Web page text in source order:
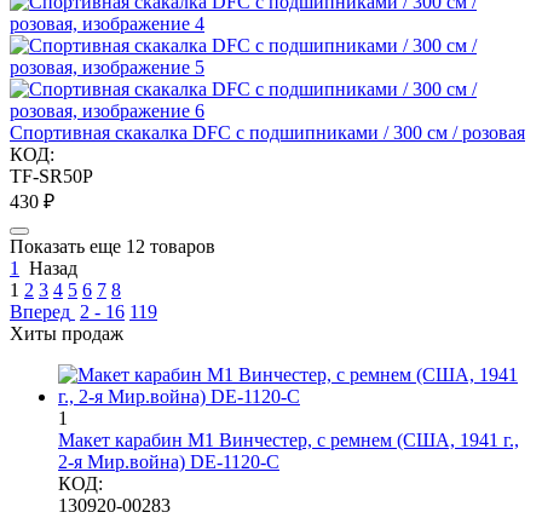
Спортивная скакалка DFC с подшипниками / 300 см / розовая
КОД:
TF-SR50P
‍430‍ ₽
Показать еще 12 товаров
1
Назад
1 2 3 4 5 6 7 8
Вперед 2 - 16 119
Хиты продаж
1
Макет карабин М1 Винчестер, с ремнем (США, 1941 г.,
2-я Мир.война) DE-1120-C
КОД:
130920-00283